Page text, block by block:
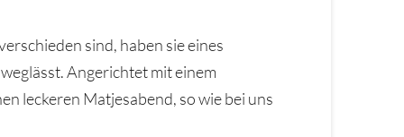
sind, haben sie eines
Angerichtet mit einem
leckeren Matjesabend, so wie bei uns